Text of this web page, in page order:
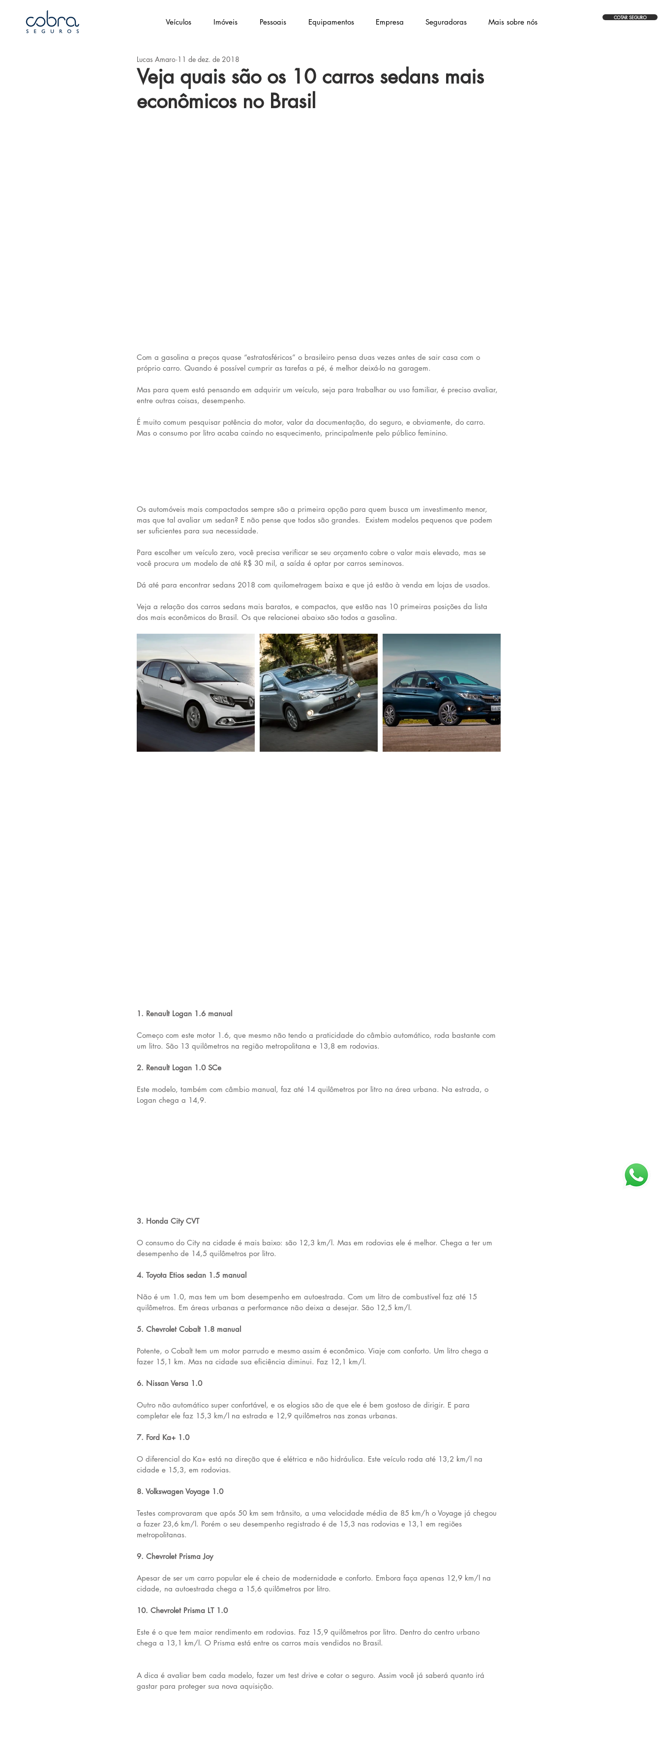
Veículos Imóveis Pessoais Equipamentos Empresa Seguradoras Mais sobre nós COTAR SEGURO
Veja quais são os 10 carros sedans mais
econômicos no Brasil
Lucas Amaro 11 de dez. de 2018
Com a gasolina a preços quase “estratosféricos” o brasileiro pensa duas vezes antes de sair casa com o
próprio carro. Quando é possível cumprir as tarefas a pé, é melhor deixá-lo na garagem.
Mas para quem está pensando em adquirir um veículo, seja para trabalhar ou uso familiar, é preciso avaliar,
entre outras coisas, desempenho.
É muito comum pesquisar potência do motor, valor da documentação, do seguro, e obviamente, do carro.
Mas o consumo por litro acaba caindo no esquecimento, principalmente pelo público feminino.
Os automóveis mais compactados sempre são a primeira opção para quem busca um investimento menor,
mas que tal avaliar um sedan? E não pense que todos são grandes.  Existem modelos pequenos que podem
ser suficientes para sua necessidade.
Para escolher um veículo zero, você precisa verificar se seu orçamento cobre o valor mais elevado, mas se
você procura um modelo de até R$ 30 mil, a saída é optar por carros seminovos.
Dá até para encontrar sedans 2018 com quilometragem baixa e que já estão à venda em lojas de usados.
Veja a relação dos carros sedans mais baratos, e compactos, que estão nas 10 primeiras posições da lista
dos mais econômicos do Brasil. Os que relacionei abaixo são todos a gasolina.
1. Renault Logan 1.6 manual
Começo com este motor 1.6, que mesmo não tendo a praticidade do câmbio automático, roda bastante com
um litro. São 13 quilômetros na região metropolitana e 13,8 em rodovias.
2. Renault Logan 1.0 SCe
Este modelo, também com câmbio manual, faz até 14 quilômetros por litro na área urbana. Na estrada, o
Logan chega a 14,9.
3. Honda City CVT
O consumo do City na cidade é mais baixo: são 12,3 km/l. Mas em rodovias ele é melhor. Chega a ter um
desempenho de 14,5 quilômetros por litro.
4. Toyota Etios sedan 1.5 manual
Não é um 1.0, mas tem um bom desempenho em autoestrada. Com um litro de combustível faz até 15
quilômetros. Em áreas urbanas a performance não deixa a desejar. São 12,5 km/l.
5. Chevrolet Cobalt 1.8 manual
Potente, o Cobalt tem um motor parrudo e mesmo assim é econômico. Viaje com conforto. Um litro chega a
fazer 15,1 km. Mas na cidade sua eficiência diminui. Faz 12,1 km/l.
6. Nissan Versa 1.0
Outro não automático super confortável, e os elogios são de que ele é bem gostoso de dirigir. E para
completar ele faz 15,3 km/l na estrada e 12,9 quilômetros nas zonas urbanas.
7. Ford Ka+ 1.0
O diferencial do Ka+ está na direção que é elétrica e não hidráulica. Este veículo roda até 13,2 km/l na
cidade e 15,3, em rodovias.
8. Volkswagen Voyage 1.0
Testes comprovaram que após 50 km sem trânsito, a uma velocidade média de 85 km/h o Voyage já chegou
a fazer 23,6 km/l. Porém o seu desempenho registrado é de 15,3 nas rodovias e 13,1 em regiões
metropolitanas.
9. Chevrolet Prisma Joy
Apesar de ser um carro popular ele é cheio de modernidade e conforto. Embora faça apenas 12,9 km/l na
cidade, na autoestrada chega a 15,6 quilômetros por litro.
10. Chevrolet Prisma LT 1.0
Este é o que tem maior rendimento em rodovias. Faz 15,9 quilômetros por litro. Dentro do centro urbano
chega a 13,1 km/l. O Prisma está entre os carros mais vendidos no Brasil.
A dica é avaliar bem cada modelo, fazer um test drive e cotar o seguro. Assim você já saberá quanto irá
gastar para proteger sua nova aquisição.